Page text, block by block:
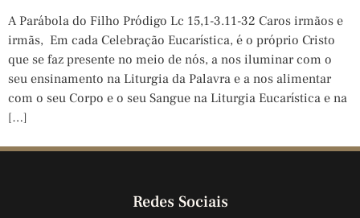
A Parábola do Filho Pródigo Lc 15,1-3.11-32 Caros irmãos e
irmãs, Em cada Celebração Eucarística, é o próprio Cristo
que se faz presente no meio de nós, a nos iluminar com o
seu ensinamento na Liturgia da Palavra e a nos alimentar
com o seu Corpo e o seu Sangue na Liturgia Eucarística e na
[…]
Redes Sociais